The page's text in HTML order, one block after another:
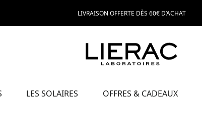
LIVRAISON OFFERTE DÈS 60€ D’ACHAT
LES SOLAIRES OFFRES & CADEAUX